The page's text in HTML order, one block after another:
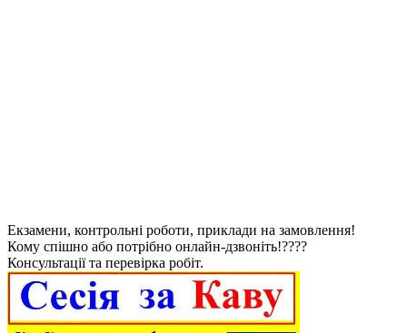
Екзамени, контрольні роботи, приклади на замовлення!
Кому спішно або потрібно онлайн-дзвоніть!????
Консультації та перевірка робіт.